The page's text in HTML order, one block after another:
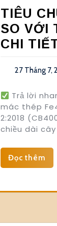
TIÊU
SO VỚI
CHI
27 Tháng 7,
Trả lời
mác thép
2:2018
chiều dài cây
Đọc thêm